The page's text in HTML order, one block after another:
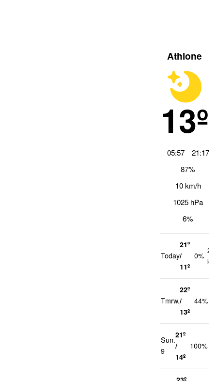
Athlone
13º
05:57
21:17
87%
10 km/h
1025 hPa
6%
Today
21º
/
11º
0%
20
Tmrw.
22º
/
13º
44%
Sun.
9
21º
/
14º
100%